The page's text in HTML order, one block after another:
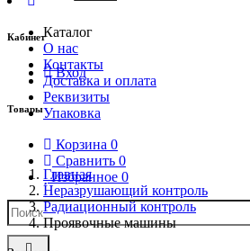
Кабинет
Вход
Товары
Корзина 0
Сравнить 0
Избранное 0
Каталог
О нас
Контакты
Доставка и оплата
Реквизиты
Упаковка
Главная
Неразрушающий контроль
Радиационный контроль
Проявочные машины